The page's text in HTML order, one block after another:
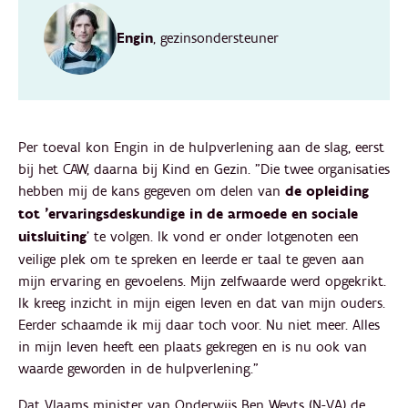
Engin, gezinsondersteuner
Per toeval kon Engin in de hulpverlening aan de slag, eerst
bij het CAW, daarna bij Kind en Gezin. "Die twee organisaties
hebben mij de kans gegeven om delen van de opleiding
tot 'ervaringsdeskundige in de armoede en sociale
uitsluiting' te volgen. Ik vond er onder lotgenoten een
veilige plek om te spreken en leerde er taal te geven aan
mijn ervaring en gevoelens. Mijn zelfwaarde werd opgekrikt.
Ik kreeg inzicht in mijn eigen leven en dat van mijn ouders.
Eerder schaamde ik mij daar toch voor. Nu niet meer. Alles
in mijn leven heeft een plaats gekregen en is nu ook van
waarde geworden in de hulpverlening."